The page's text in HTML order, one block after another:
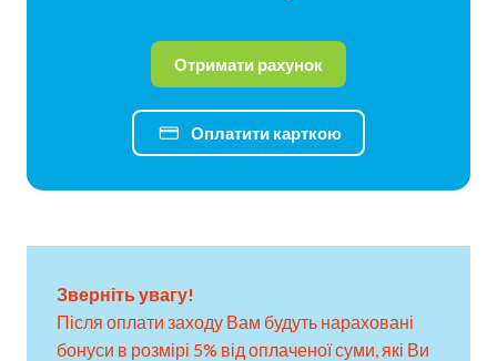
Отримати рахунок
Оплатити карткою
Зверніть увагу!
Після оплати заходу Вам будуть нараховані
бонуси в розмірі 5% від оплаченої суми, які Ви